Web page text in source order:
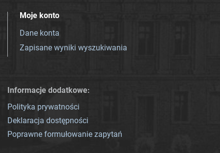
Moje konto
Dane konta
Zapisane wyniki wyszukiwania
Informacje dodatkowe:
Polityka prywatności
Deklaracja dostępności
Poprawne formułowanie zapytań